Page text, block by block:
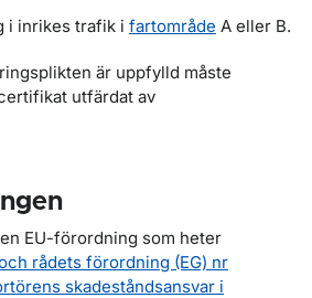
i inrikes trafik i fartområde A eller B.
är uppfylld måste
utfärdat av
EU-förordning som heter
rådets förordning (EG) nr
skadeståndsansvar i